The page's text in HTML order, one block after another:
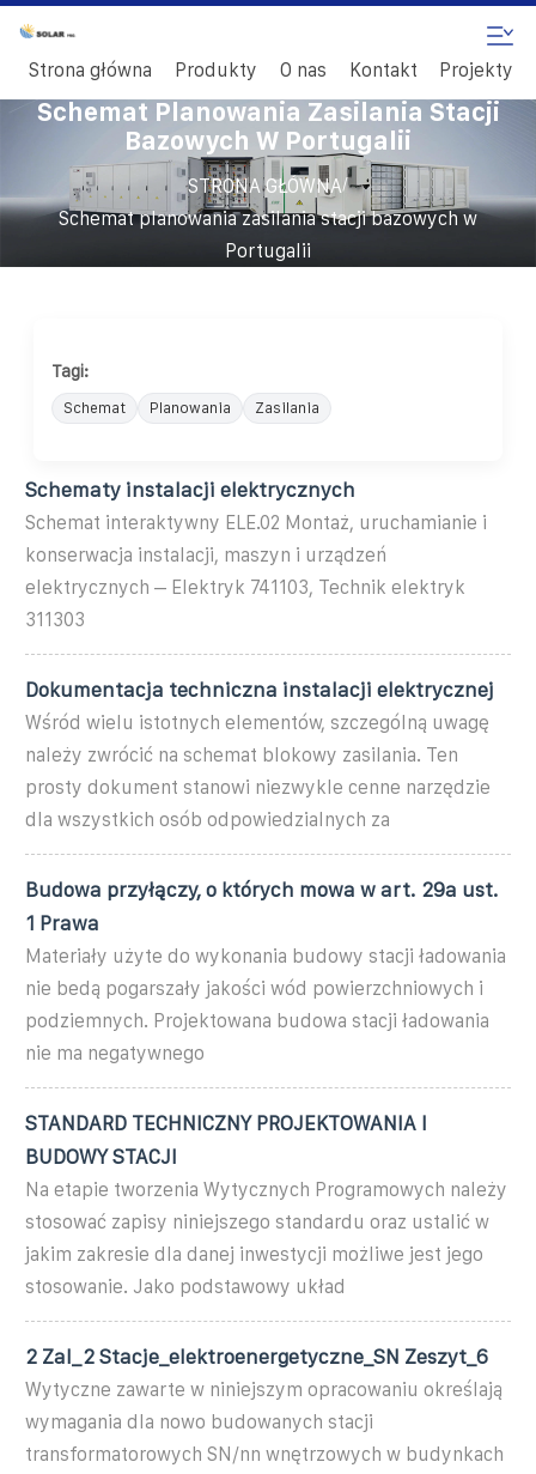
Strona główna Produkty O nas Kontakt Projekty
Schemat Planowania Zasilania Stacji
Bazowych W Portugalii
STRONA GŁÓWNA/
Schemat planowania zasilania stacji bazowych w
Portugalii
Tagi:
Schemat Planowania Zasilania
Schematy instalacji elektrycznych
Schemat interaktywny ELE.02 Montaż, uruchamianie i
konserwacja instalacji, maszyn i urządzeń
elektrycznych – Elektryk 741103, Technik elektryk
311303
Dokumentacja techniczna instalacji elektrycznej
Wśród wielu istotnych elementów, szczególną uwagę
należy zwrócić na schemat blokowy zasilania. Ten
prosty dokument stanowi niezwykle cenne narzędzie
dla wszystkich osób odpowiedzialnych za
Budowa przyłączy, o których mowa w art. 29a ust.
1 Prawa
Materiały użyte do wykonania budowy stacji ładowania
nie bedą pogarszały jakości wód powierzchniowych i
podziemnych. Projektowana budowa stacji ładowania
nie ma negatywnego
STANDARD TECHNICZNY PROJEKTOWANIA I
BUDOWY STACJI
Na etapie tworzenia Wytycznych Programowych należy
stosować zapisy niniejszego standardu oraz ustalić w
jakim zakresie dla danej inwestycji możliwe jest jego
stosowanie. Jako podstawowy układ
2 Zal_2 Stacje_elektroenergetyczne_SN Zeszyt_6
Wytyczne zawarte w niniejszym opracowaniu określają
wymagania dla nowo budowanych stacji
transformatorowych SN/nn wnętrzowych w budynkach